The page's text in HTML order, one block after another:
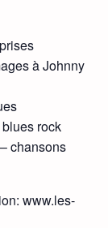
à Johnny
rock
chansons
www.les-